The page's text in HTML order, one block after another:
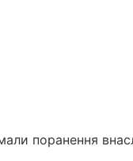
поранення